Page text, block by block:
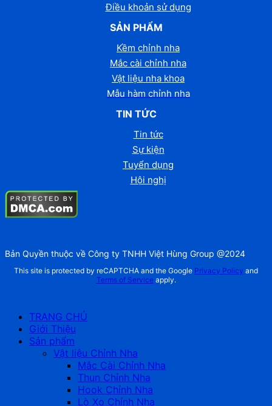
Điều khoản sử dụng
SẢN PHẨM
Kềm chỉnh nha
Mắc cài chỉnh nha
Vật liệu nha khoa
Mẫu hàm chỉnh nha
TIN TỨC
Tin tức
Sự kiện
Tuyển dụng
Hội nghị
Bản Quyền thuộc về Công ty TNHH Việt Hùng Group @2024
This site is protected by reCAPTCHA and the Google Privacy Policy and
Terms of Serviceapply.
TRANG CHỦ
Giới Thiệu
Sản phẩm
Vật liệu Chỉnh Nha
Mắc Cài Chỉnh Nha
Thun Chỉnh Nha
Hook Chỉnh Nha
Lò Xo Chỉnh Nha